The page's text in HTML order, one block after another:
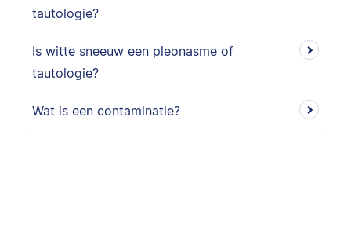
tautologie?
Is witte sneeuw een pleonasme of
tautologie?
Wat is een contaminatie?